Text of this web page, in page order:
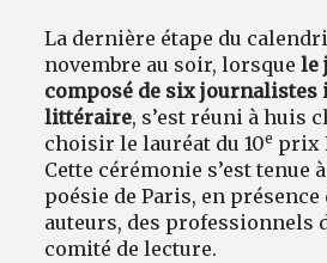
La dernière étape du
novembre au soir, lorsquele
composé de six journalistes
littéraire, s’est réuni à huis
choisir le lauréat du 10e prix
Cette cérémonie s’est tenue
poésie de Paris, en présence
auteurs, des professionnels
comité de lecture.